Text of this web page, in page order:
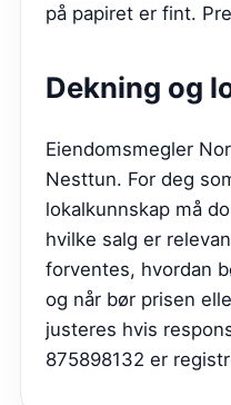
på papiret er fint.
Dekning og
Eiendomsmegler
Nesttun. For deg
lokalkunnskap må
hvilke salg er
forventes, hvordan
og når bør prisen
justeres hvis
875898132 er